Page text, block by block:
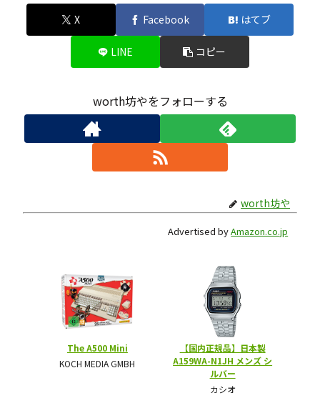
X Facebook はてブ
LINE コピー
worth坊やをフォローする
worth坊や
Advertised byAmazon.co.jp